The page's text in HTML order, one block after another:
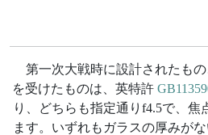
第一次大戦時に設計されたも
を受けたものは、英特許
り、どちらも指定通りf4.5で、焦
ます。いずれもガラスの厚みが